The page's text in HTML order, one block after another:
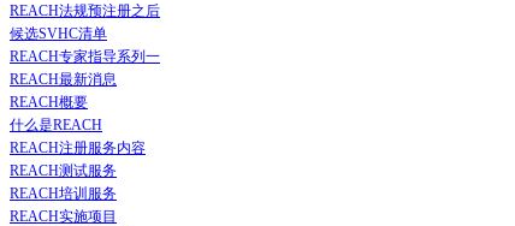
REACH法规预注册之后
候选SVHC清单
REACH专家指导系列一
REACH最新消息
REACH概要
什么是REACH
REACH注册服务内容
REACH测试服务
REACH培训服务
REACH实施项目